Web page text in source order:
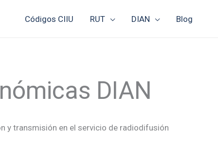
Códigos CIIU RUT DIAN Blog
DIAN
y transmisión en el servicio de radiodifusión